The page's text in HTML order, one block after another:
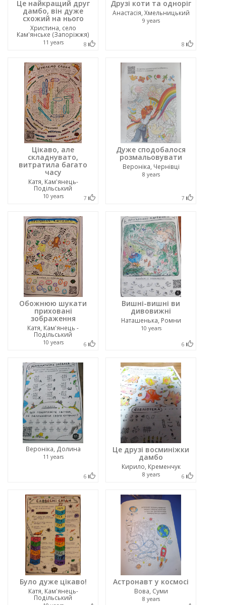
Це найкращий друг
дамбо, він дуже
схожий на нього
Христина, cело
Кам'янське (Запоріжжя)
11 years 8
Друзі коти та одноріг
Анастасія, Хмельницький
9 years
8
Цікаво, але
складнувато,
витратила багато
часу
Катя, Кам'янець-
Подільський
10 years 7
Дуже сподобалося
розмальовувати
Вероніка, Чернівці
8 years
7
Обожнюю шукати
приховані
зображення
Катя, Кам'янець -
Подільський
10 years 6
Вишні-вишні ви
дивовижні
Наташенька, Ромни
10 years
6
Вероніка, Долина
11 years
6
Це друзі восминіжки
дамбо
Кирило, Кременчук
8 years 6
Було дуже цікаво!
Катя, Кам'янець-
Подільський
Астронавт у космосі
Вова, Суми
8 years